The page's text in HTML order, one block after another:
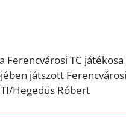
Ferencvárosi TC
játszott
Hegedüs Róbert